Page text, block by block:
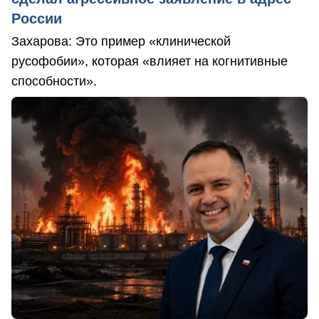
России
Захарова: Это пример «клинической
русофобии», которая «влияет на когнитивные
способности».